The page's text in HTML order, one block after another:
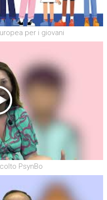
per i giovani
PsynBo